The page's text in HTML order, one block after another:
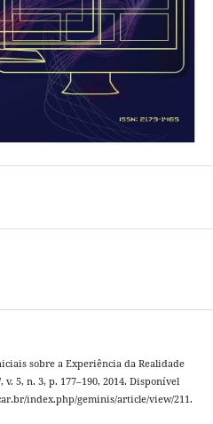
sobre a Experiência da Realidade
, v. 5, n. 3, p. 177–190, 2014. Disponível
index.php/geminis/article/view/211.